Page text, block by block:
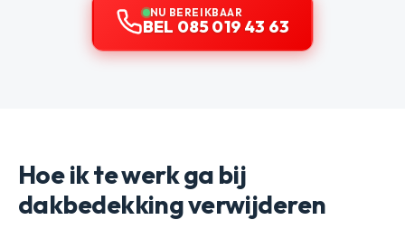
NU BEREIKBAAR
BEL 085 019 43 63
Hoe ik te werk ga bij
dakbedekking verwijderen